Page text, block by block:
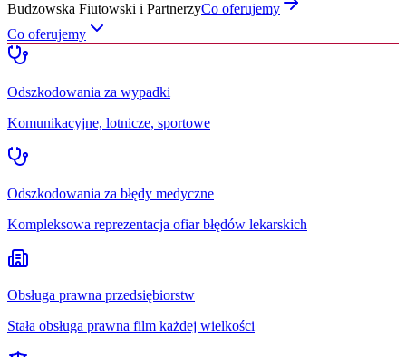
Budzowska Fiutowski i PartnerzyCo oferujemy
Co oferujemy
Odszkodowania za wypadki
Komunikacyjne, lotnicze, sportowe
Odszkodowania za błędy medyczne
Kompleksowa reprezentacja ofiar błędów lekarskich
Obsługa prawna przedsiębiorstw
Stała obsługa prawna film każdej wielkości